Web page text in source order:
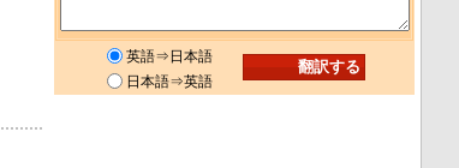
英語⇒日本語
日本語⇒英語